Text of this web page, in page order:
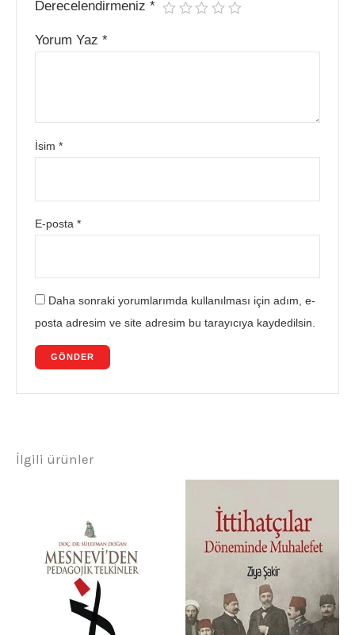
Derecelendirmeniz*
Yorum Yaz*
İsim*
E-posta*
Daha sonraki yorumlarımda kullanılması için adım, e-
posta adresim ve site adresim bu tarayıcıya kaydedilsin.
İlgili ürünler